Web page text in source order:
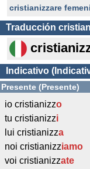
cristianizzare
Traducción
Indicativo
Presente (Presente)
io cristianizzo
tu cristianizzi
lui cristianizza
noi cristianizziamo
voi cristianizzate